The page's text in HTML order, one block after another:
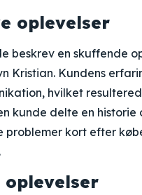
oplevelser
beskrev en skuffende
Kristian. Kundens
hvilket
kunde delte en
problemer kort efter
oplevelser